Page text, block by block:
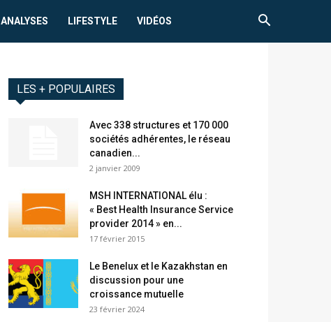
ANALYSES LIFESTYLE VIDÉOS
LES + POPULAIRES
Avec 338 structures et 170 000
sociétés adhérentes, le réseau
canadien...
2 janvier 2009
MSH INTERNATIONAL élu :
« Best Health Insurance Service
provider 2014 » en...
17 février 2015
Le Benelux et le Kazakhstan en
discussion pour une
croissance mutuelle
23 février 2024